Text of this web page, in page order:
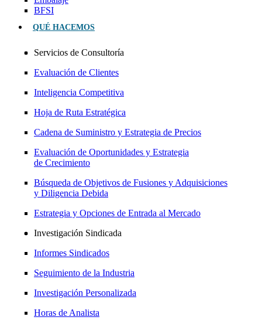
BFSI
QUÉ HACEMOS
Servicios de Consultoría
Evaluación de Clientes
Inteligencia Competitiva
Hoja de Ruta Estratégica
Cadena de Suministro y Estrategia de Precios
Evaluación de Oportunidades y Estrategia
de Crecimiento
Búsqueda de Objetivos de Fusiones y Adquisiciones
y Diligencia Debida
Estrategia y Opciones de Entrada al Mercado
Investigación Sindicada
Informes Sindicados
Seguimiento de la Industria
Investigación Personalizada
Horas de Analista